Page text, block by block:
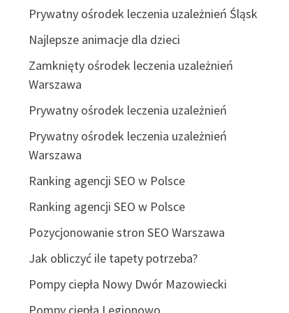
Prywatny ośrodek leczenia uzależnień Śląsk
Najlepsze animacje dla dzieci
Zamknięty ośrodek leczenia uzależnień
Warszawa
Prywatny ośrodek leczenia uzależnień
Prywatny ośrodek leczenia uzależnień
Warszawa
Ranking agencji SEO w Polsce
Ranking agencji SEO w Polsce
Pozycjonowanie stron SEO Warszawa
Jak obliczyć ile tapety potrzeba?
Pompy ciepła Nowy Dwór Mazowiecki